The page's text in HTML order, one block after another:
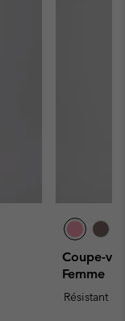
Coupe-
Femme
Résistant à